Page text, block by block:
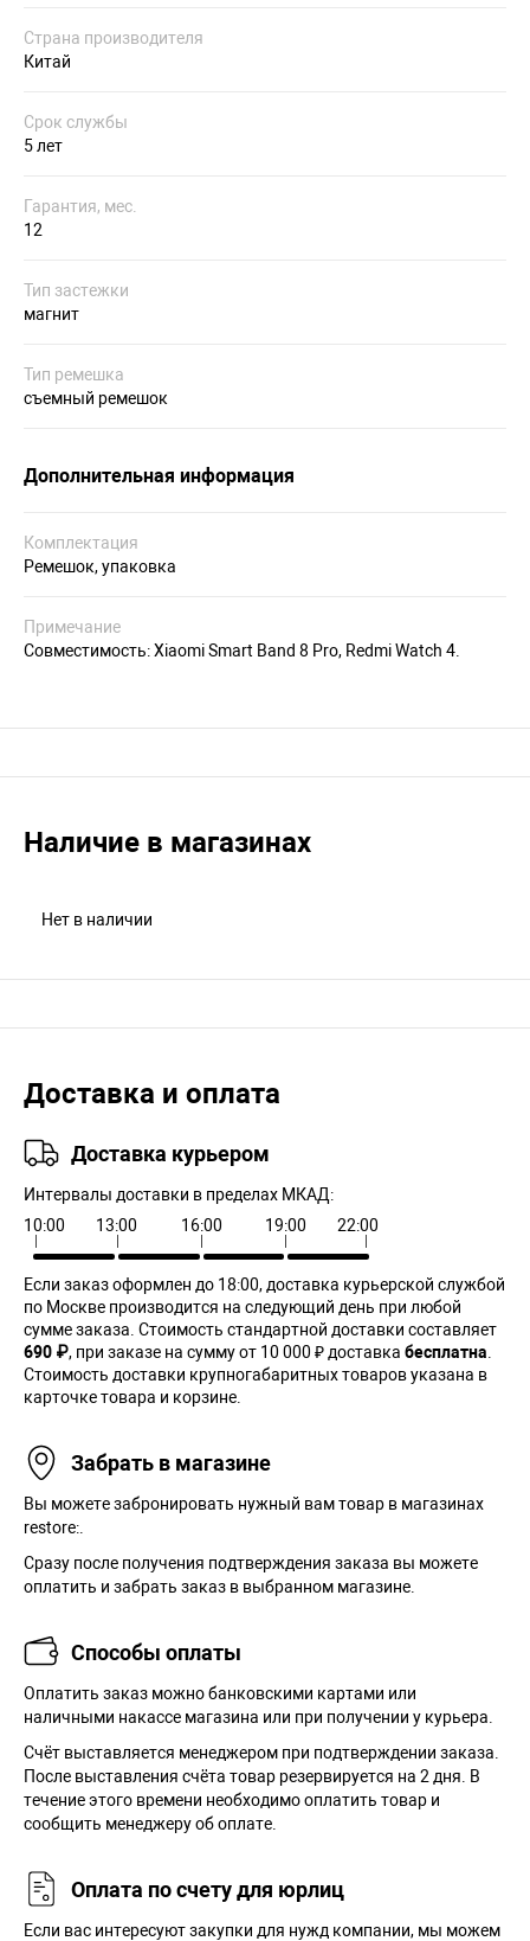
Страна производителя
Китай
Срок службы
5 лет
Гарантия, мес.
12
Тип застежки
магнит
Тип ремешка
съемный ремешок
Дополнительная информация
Комплектация
Ремешок, упаковка
Примечание
Совместимость: Xiaomi Smart Band 8 Pro, Redmi Watch 4.
Наличие в магазинах
Нет в наличии
Доставка и оплата
Доставка курьером
Интервалы доставки в пределах МКАД:
10:00
13:00 16:00 19:00 22:00
Если заказ оформлен до 18:00, доставка курьерской службой
по Москве производится на следующий день при любой
сумме заказа. Cтоимость стандартной доставки составляет
690 ₽, при заказе на сумму от 10 000 ₽ доставка бесплатна
Стоимость доставки крупногабаритных товаров указана в
карточке товара и корзине.
Забрать в магазине
Вы можете забронировать нужный вам товар в магазинах
restore:.
Сразу после получения подтверждения заказа вы можете
оплатить и забрать заказ в выбранном магазине.
Способы оплаты
Оплатить заказ можно банковскими картами или
наличными накассе магазина или при получении у курьера.
Cчёт выставляется менеджером при подтверждении заказа.
После выставления счёта товар резервируется на 2 дня. В
течение этого времени необходимо оплатить товар и
сообщить менеджеру об оплате.
Оплата по счету для юрлиц
Если вас интересуют закупки для нужд компании, мы можем